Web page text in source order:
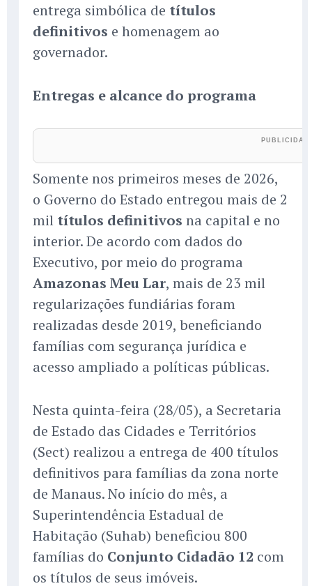
entrega simbólica de títulos
definitivos e homenagem ao
governador.
Entregas e alcance do programa
Somente nos primeiros meses de 2026,
o Governo do Estado entregou mais de 2
mil títulos definitivos na capital e no
interior. De acordo com dados do
Executivo, por meio do programa
Amazonas Meu Lar, mais de 23 mil
regularizações fundiárias foram
realizadas desde 2019, beneficiando
famílias com segurança jurídica e
acesso ampliado a políticas públicas.
Nesta quinta-feira (28/05), a Secretaria
de Estado das Cidades e Territórios
(Sect) realizou a entrega de 400 títulos
definitivos para famílias da zona norte
de Manaus. No início do mês, a
Superintendência Estadual de
Habitação (Suhab) beneficiou 800
famílias do Conjunto Cidadão 12 com
os títulos de seus imóveis.